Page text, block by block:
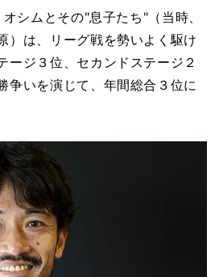
シムとその"息子たち"（当時、
）は、リーグ戦を勢いよく駆け
ージ３位、セカンドステージ２
争いを演じて、年間総合３位に